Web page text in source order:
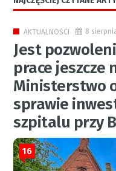
AKTUALNOŚCI 8
Jest
prace jeszcze
Ministerstwo
sprawie
szpitalu przy
16